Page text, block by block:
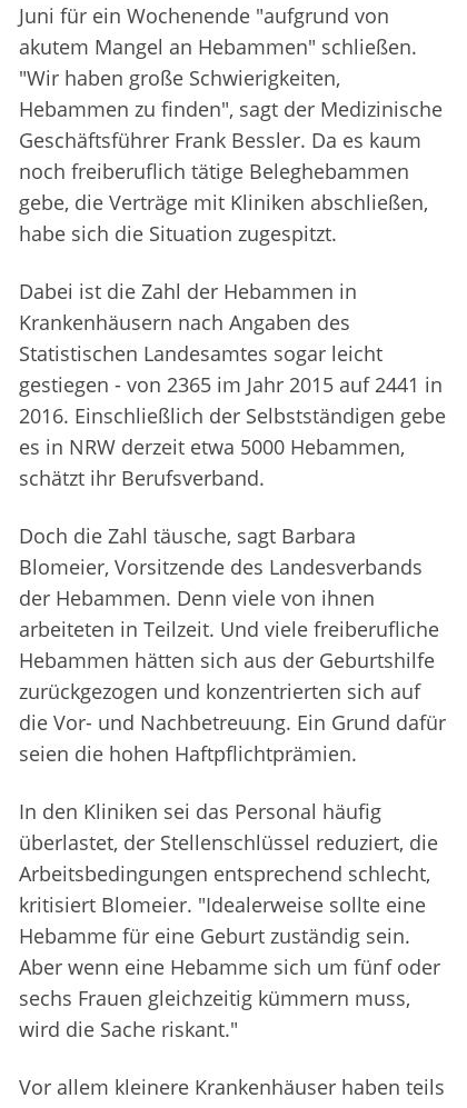
Juni für ein Wochenende "aufgrund von
akutem Mangel an Hebammen" schließen.
"Wir haben große Schwierigkeiten,
Hebammen zu finden", sagt der Medizinische
Geschäftsführer Frank Bessler. Da es kaum
noch freiberuflich tätige Beleghebammen
gebe, die Verträge mit Kliniken abschließen,
habe sich die Situation zugespitzt.
Dabei ist die Zahl der Hebammen in
Krankenhäusern nach Angaben des
Statistischen Landesamtes sogar leicht
gestiegen - von 2365 im Jahr 2015 auf 2441 in
2016. Einschließlich der Selbstständigen gebe
es in NRW derzeit etwa 5000 Hebammen,
schätzt ihr Berufsverband.
Doch die Zahl täusche, sagt Barbara
Blomeier, Vorsitzende des Landesverbands
der Hebammen. Denn viele von ihnen
arbeiteten in Teilzeit. Und viele freiberufliche
Hebammen hätten sich aus der Geburtshilfe
zurückgezogen und konzentrierten sich auf
die Vor- und Nachbetreuung. Ein Grund dafür
seien die hohen Haftpflichtprämien.
In den Kliniken sei das Personal häufig
überlastet, der Stellenschlüssel reduziert, die
Arbeitsbedingungen entsprechend schlecht,
kritisiert Blomeier. "Idealerweise sollte eine
Hebamme für eine Geburt zuständig sein.
Aber wenn eine Hebamme sich um fünf oder
sechs Frauen gleichzeitig kümmern muss,
wird die Sache riskant."
Vor allem kleinere Krankenhäuser haben teils